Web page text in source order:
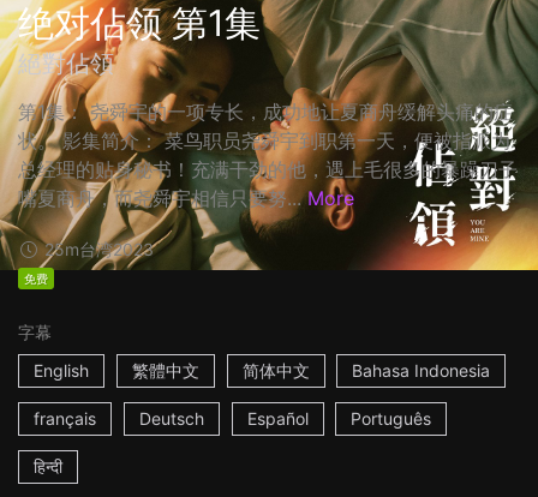
绝对佔领 第1集
絕對佔領
第1集： 尧舜宇的一项专长，成功地让夏商舟缓解头痛的症
状。 影集简介： 菜鸟职员尧舜宇到职第一天，便被指派为
总经理的贴身秘书！充满干劲的他，遇上毛很多的暴躁刀子
嘴夏商舟，而尧舜宇相信只要努... More
25m台湾2023
免费
字幕
English
繁體中文 简体中文 Bahasa Indonesia
français Deutsch Español Português
हिन्दी